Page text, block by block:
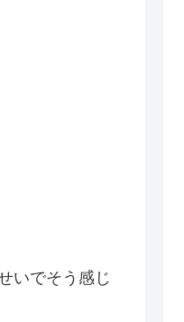
いでそう感じ